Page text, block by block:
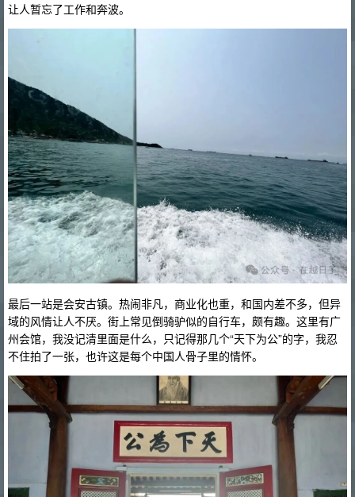
让人暂忘了工作和奔波。
最后一站是会安古镇。热闹非凡，商业化也重，和国内差不多，但异
域的风情让人不厌。街上常见倒骑驴似的自行车，颇有趣。这里有广
州会馆，我没记清里面是什么，只记得那几个“天下为公”的字，我忍
不住拍了一张，也许这是每个中国人骨子里的情怀。